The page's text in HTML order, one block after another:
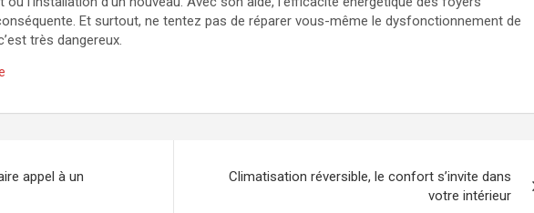
Et surtout, ne tentez pas de réparer vous-même le dysfonctionnement de
très dangereux.
appel à un
Climatisation réversible, le confort s’invite dans
votre intérieur